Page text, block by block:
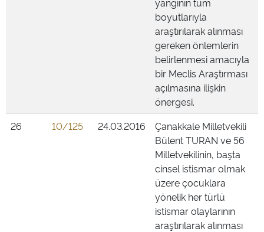
boyutlarıyla
araştırılarak alınması
gereken önlemlerin
belirlenmesi amacıyla
bir Meclis Araştırması
açılmasına ilişkin
önergesi.
26
10/125 24.03.2016
Çanakkale Milletvekili
Bülent TURAN ve 56
Milletvekilinin, başta
cinsel istismar olmak
üzere çocuklara
yönelik her türlü
istismar olaylarının
araştırılarak alınması